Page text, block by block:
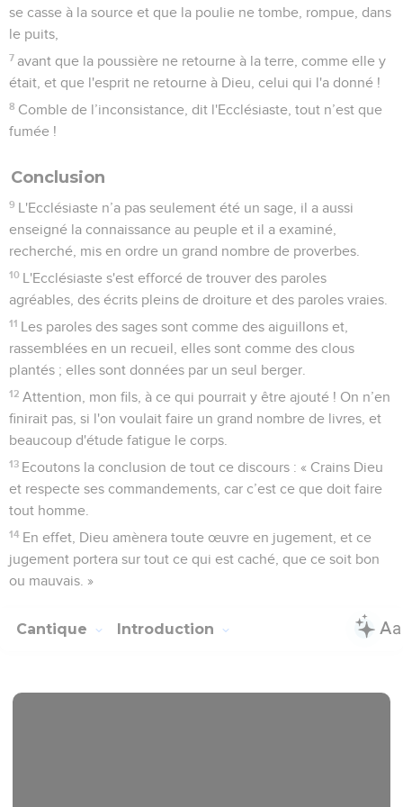
se casse à la source et que la poulie ne tombe, rompue, dans
le puits,
7 avant que la poussière ne retourne à la terre, comme elle y
était, et que l'esprit ne retourne à Dieu, celui qui l'a donné !
8 Comble de l’inconsistance, dit l'Ecclésiaste, tout n’est que
fumée !
Conclusion
9 L'Ecclésiaste n’a pas seulement été un sage, il a aussi
enseigné la connaissance au peuple et il a examiné,
recherché, mis en ordre un grand nombre de proverbes.
10 L'Ecclésiaste s'est efforcé de trouver des paroles
agréables, des écrits pleins de droiture et des paroles vraies.
11 Les paroles des sages sont comme des aiguillons et,
rassemblées en un recueil, elles sont comme des clous
plantés ; elles sont données par un seul berger.
12 Attention, mon fils, à ce qui pourrait y être ajouté ! On n’en
finirait pas, si l'on voulait faire un grand nombre de livres, et
beaucoup d'étude fatigue le corps.
13 Ecoutons la conclusion de tout ce discours : « Crains Dieu
et respecte ses commandements, car c’est ce que doit faire
tout homme.
14 En effet, Dieu amènera toute œuvre en jugement, et ce
jugement portera sur tout ce qui est caché, que ce soit bon
ou mauvais. »
Cantique Introduction